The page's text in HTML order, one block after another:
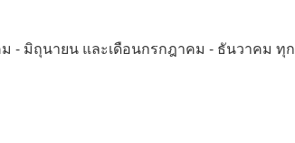
- มิถุนายน และเดือนกรกฎาคม - ธันวาคม ทุก